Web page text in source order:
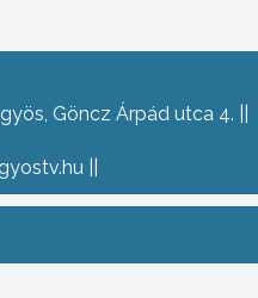
Göncz Árpád utca 4.